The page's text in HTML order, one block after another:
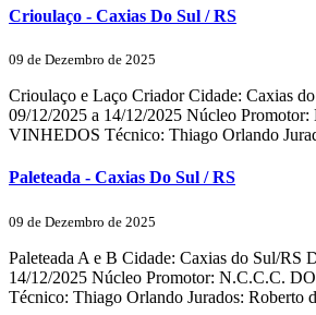
Crioulaço - Caxias Do Sul / RS
09 de Dezembro de 2025
Crioulaço e Laço Criador Cidade: Caxias
09/12/2025 a 14/12/2025 Núcleo
VINHEDOS Técnico: Thiago Orlando
Paleteada - Caxias Do Sul / RS
09 de Dezembro de 2025
Paleteada A e B Cidade: Caxias do Sul/RS
14/12/2025 Núcleo Promotor: N.C.C.C.
Técnico: Thiago Orlando Jurados: Roberto